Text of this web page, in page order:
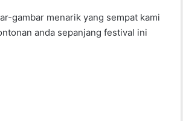
gambar menarik yang sempat kami
anda sepanjang festival ini